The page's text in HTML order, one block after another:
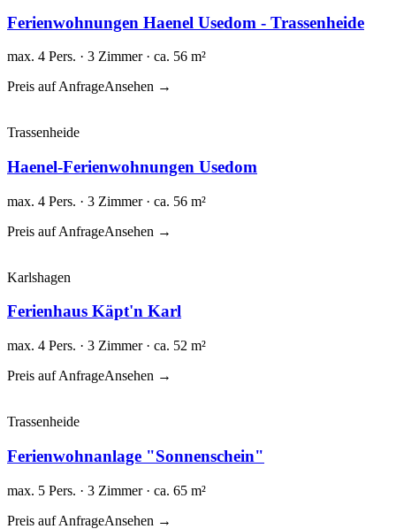
Ferienwohnungen Haenel Usedom - Trassenheide
max. 4 Pers. · 3 Zimmer · ca. 56 m²
Preis auf AnfrageAnsehen →
Trassenheide
Haenel-Ferienwohnungen Usedom
max. 4 Pers. · 3 Zimmer · ca. 56 m²
Preis auf AnfrageAnsehen →
Karlshagen
Ferienhaus Käpt'n Karl
max. 4 Pers. · 3 Zimmer · ca. 52 m²
Preis auf AnfrageAnsehen →
Trassenheide
Ferienwohnanlage "Sonnenschein"
max. 5 Pers. · 3 Zimmer · ca. 65 m²
Preis auf AnfrageAnsehen →